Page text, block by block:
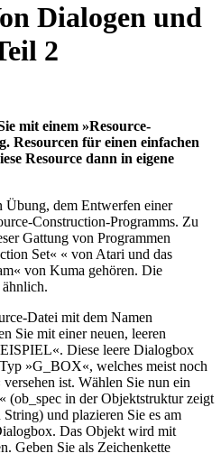
Dialogen und
2
mit einem »Resource-
Resourcen für einen einfachen
Resource dann in eigene
dem Entwerfen einer
Construction-Programms. Zu
Gattung von Programmen
Set« « von Atari und das
von Kuma gehören. Die
Datei mit dem Namen
Sie mit einer neuen, leeren
Diese leere Dialogbox
»G_BOX«, welches meist noch
ist. Wählen Sie nun ein
(ob_spec in der Objektstruktur zeigt
und plazieren Sie es am
Das Objekt wird mit
Geben Sie als Zeichenkette